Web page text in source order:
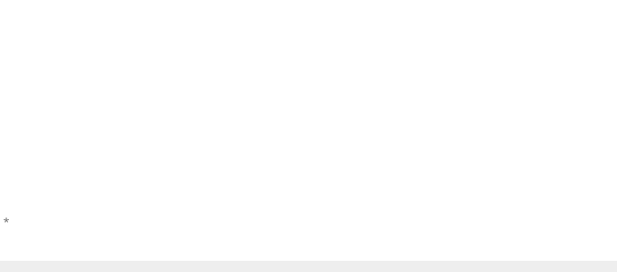
*